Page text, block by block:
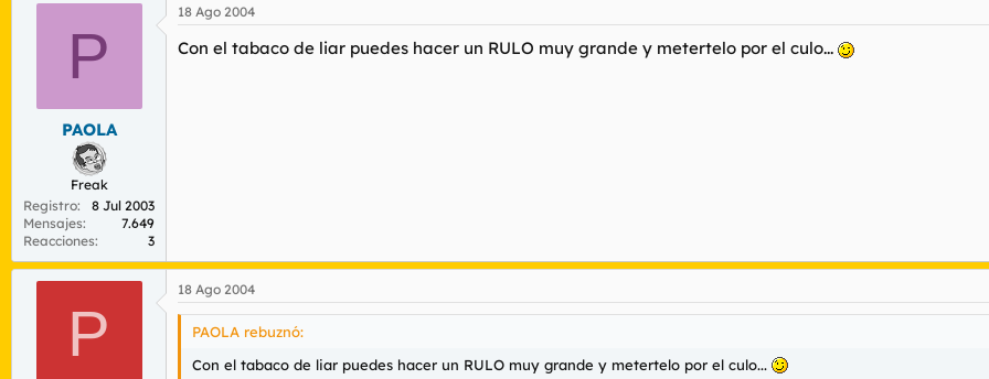
P
PAOLA
Freak
Registro
8 Jul 2003
Mensajes
7.649
Reacciones
3
18 Ago 2004
Con el tabaco de liar puedes hacer un RULO muy grande y metertelo por el culo...
P
18 Ago 2004
PAOLA rebuznó:
Con el tabaco de liar puedes hacer un RULO muy grande y metertelo por el culo...